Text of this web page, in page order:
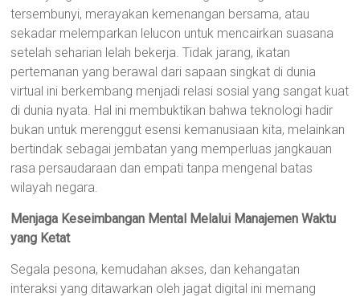
tersembunyi, merayakan kemenangan bersama, atau
sekadar melemparkan lelucon untuk mencairkan suasana
setelah seharian lelah bekerja. Tidak jarang, ikatan
pertemanan yang berawal dari sapaan singkat di dunia
virtual ini berkembang menjadi relasi sosial yang sangat kuat
di dunia nyata. Hal ini membuktikan bahwa teknologi hadir
bukan untuk merenggut esensi kemanusiaan kita, melainkan
bertindak sebagai jembatan yang memperluas jangkauan
rasa persaudaraan dan empati tanpa mengenal batas
wilayah negara.
Menjaga Keseimbangan Mental Melalui Manajemen Waktu
yang Ketat
Segala pesona, kemudahan akses, dan kehangatan
interaksi yang ditawarkan oleh jagat digital ini memang